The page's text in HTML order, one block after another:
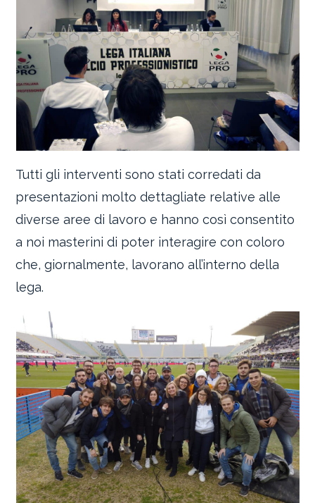
Tutti gli interventi sono stati corredati da
presentazioni molto dettagliate relative alle
diverse aree di lavoro e hanno così consentito
a noi masterini di poter interagire con coloro
che, giornalmente, lavorano all’interno della
lega.